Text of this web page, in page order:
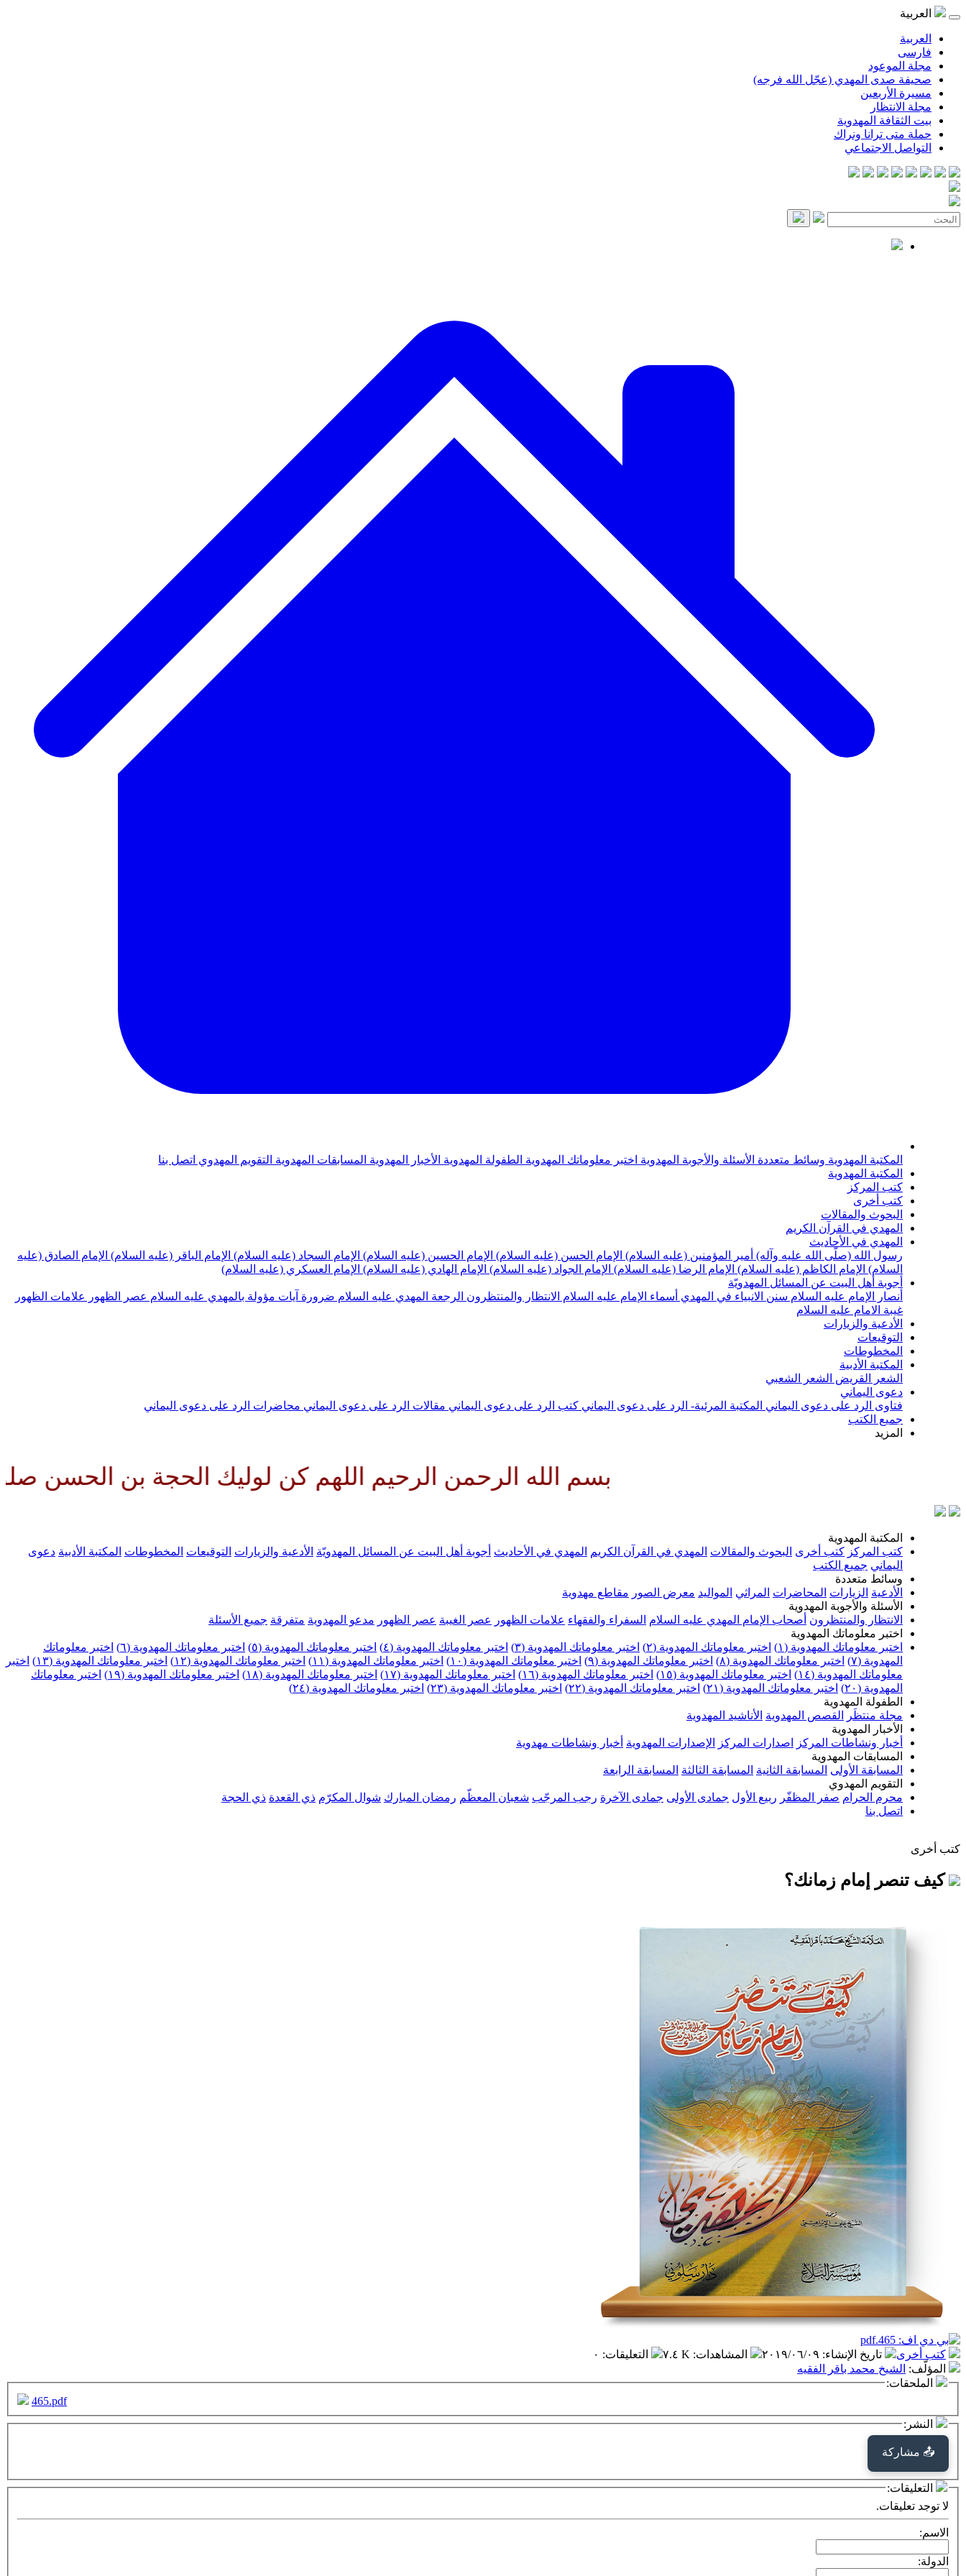
العربية
العربية
فارسی
مجلة الموعود
صحيفة صدى المهدي (عجّل الله فرجه)
مسيرة الأربعين
مجلة الانتظار
بيت الثقافة المهدوية
حملة متى ترانا ونراك
التواصل الاجتماعي
المكتبة المهدوية وسائط متعددة الأسئلة والأجوبة المهدوية اختبر معلوماتك المهدوية الطفولة المهدوية الأخبار المهدوية المسابقات المهدوية التقويم المهدوي اتصل بنا
المكتبة المهدوية
كتب المركز
كتب أخرى
البحوث والمقالات
المهدي في القرآن الكريم
المهدي في الأحاديث
رسول الله (صلّى الله عليه وآله) أمير المؤمنين (عليه السلام) الإمام الحسن (عليه السلام) الإمام الحسين (عليه السلام) الإمام السجاد (عليه السلام) الإمام الباقر (عليه السلام) الإمام الصادق (عليه
السلام) الإمام الكاظم (عليه السلام) الإمام الرضا (عليه السلام) الإمام الجواد (عليه السلام) الإمام الهادي (عليه السلام) الإمام العسكري (عليه السلام)
أجوبة أهل البيت عن المسائل المهدويّة
أنصار الإمام عليه السلام سنن الانبياء في المهدي أسماء الإمام عليه السلام الانتظار والمنتظرون الرجعة المهدي عليه السلام ضرورة آيات مؤولة بالمهدي عليه السلام عصر الظهور
علامات الظهور
غيبة الامام عليه السلام
الأدعية والزيارات
التوقيعات
المخطوطات
المكتبة الأدبية
الشعر القريض الشعر الشعبي
دعوى اليماني
فتاوى الرد على دعوى اليماني المكتبة المرئية- الرد على دعوى اليماني كتب الرد على دعوى اليماني مقالات الرد على دعوى اليماني محاضرات الرد على دعوى اليماني
جميع الكتب
المزيد
بسم الله الرحمن الرحيم اللهم كن لوليك الحجة بن الحسن صلواتك عليه
المكتبة المهدوية
كتب المركز كتب أخرى البحوث والمقالات المهدي في القرآن الكريم المهدي في الأحاديث أجوبة أهل البيت عن المسائل المهدويّة الأدعية والزيارات التوقيعات المخطوطات المكتبة الأدبية دعوى
اليماني جميع الكتب
وسائط متعددة
الأدعية الزيارات المحاضرات المراثي المواليد معرض الصور مقاطع مهدوية
الأسئلة والأجوبة المهدوية
الانتظار والمنتظرون أصحاب الإمام المهدي عليه السلام السفراء والفقهاء علامات الظهور عصر الغيبة عصر الظهور مدعو المهدوية متفرقة جميع الأسئلة
اختبر معلوماتك المهدوية
اختبر معلوماتك المهدوية (١)
اختبر معلوماتك المهدوية (٢) اختبر معلوماتك المهدوية (٣) اختبر معلوماتك المهدوية (٤) اختبر معلوماتك المهدوية (٥) اختبر معلوماتك المهدوية (٦)
اختبر معلوماتك
المهدوية (٧)
اختبر معلوماتك المهدوية (٨) اختبر معلوماتك المهدوية (٩) اختبر معلوماتك المهدوية (١٠) اختبر معلوماتك المهدوية (١١) اختبر معلوماتك المهدوية (١٢) اختبر معلوماتك المهدوية (١٣)
اختبر
معلوماتك المهدوية (١٤)
اختبر معلوماتك المهدوية (١٥) اختبر معلوماتك المهدوية (١٦) اختبر معلوماتك المهدوية (١٧) اختبر معلوماتك المهدوية (١٨) اختبر معلوماتك المهدوية (١٩)
اختبر معلوماتك
المهدوية (٢٠)
اختبر معلوماتك المهدوية (٢١) اختبر معلوماتك المهدوية (٢٢) اختبر معلوماتك المهدوية (٢٣)
اختبر معلوماتك المهدوية (٢٤)
الطفولة المهدوية
مجلة منتظَر
القصص المهدوية الأناشيد المهدوية
الأخبار المهدوية
أخبار ونشاطات المركز
اصدارات المركز الإصدارات المهدوية أخبار ونشاطات مهدوية
المسابقات المهدوية
المسابقة الأولى المسابقة الثانية المسابقة الثالثة المسابقة الرابعة
التقويم المهدوي
محرم الحرام صفر المظفّر ربيع الأول جمادى الأولى جمادى الآخرة رجب المرجّب شعبان المعظّم رمضان المبارك شوال المكرّم ذي القعدة ذي الحجة
اتصل بنا
كتب أخرى
كيف تنصر إمام زمانك؟
كتب أخرى تاريخ الإنشاء: ٢٠١٩/٠٦/٠٩ المشاهدات: ٧.٤ K التعليقات: ٠
المؤلّف: الشيخ محمد باقر الفقيه
الملحقات:
465.pdf
النشر:
📤 مشاركة
التعليقات:
لا توجد تعليقات.
الاسم:
الدولة: